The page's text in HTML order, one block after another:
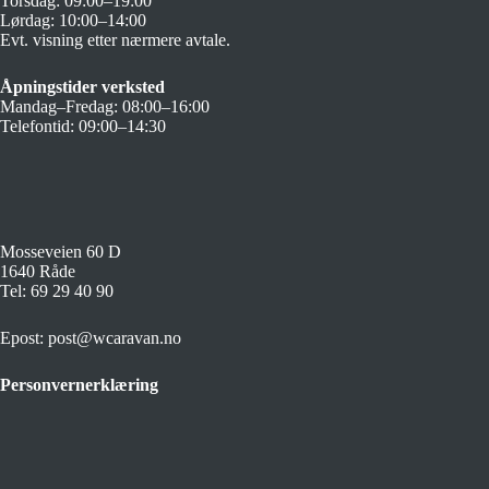
Lørdag: 10:00–14:00
Evt. visning etter nærmere avtale.
Åpningstider verksted
Mandag–Fredag: 08:00–16:00
Telefontid: 09:00–14:30
Mosseveien 60 D
1640 Råde
Tel: 69 29 40 90
Epost: post@wcaravan.no
Personvernerklæring